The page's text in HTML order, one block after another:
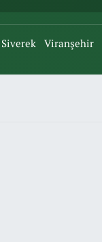
Siverek Viranşehir